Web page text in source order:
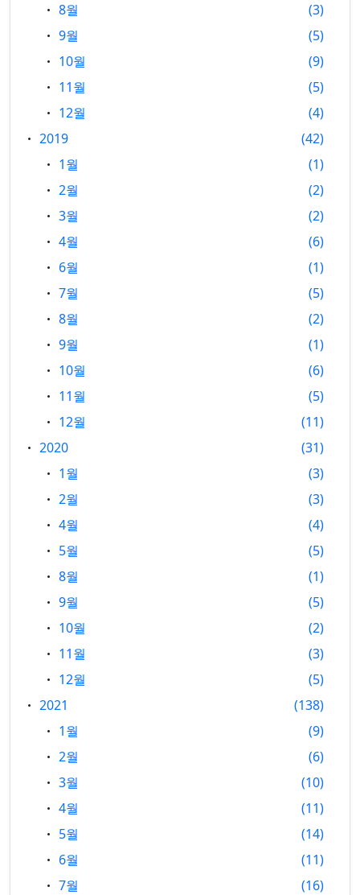
8월
3
9월
5
10월
9
11월
5
12월
4
2019
42
1월
1
2월
2
3월
2
4월
6
6월
1
7월
5
8월
2
9월
1
10월
6
11월
5
12월
11
2020
31
1월
3
2월
3
4월
4
5월
5
8월
1
9월
5
10월
2
11월
3
12월
5
2021
138
1월
9
2월
6
3월
10
4월
11
5월
14
6월
11
7월
16